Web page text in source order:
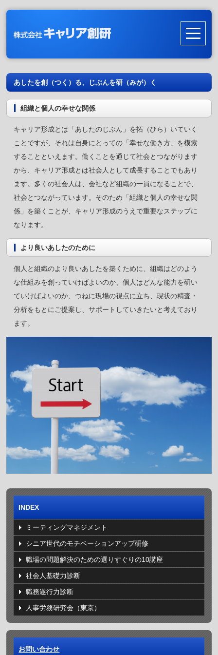
あしたを創（つく）る、じぶんを研（みが）く
組織と個人の幸せな関係
キャリア形成とは「あしたのじぶん」を拓（ひら）いていく
ことですが、それは自身にとっての「幸せな働き方」を模索
することといえます。働くことを通じて社会とつながります
から、キャリア形成とは社会人として成長することでもあり
ます。多くの社会人は、会社など組織の一員になることで、
社会とつながっています。そのため「組織と個人の幸せな関
係」を築くことが、キャリア形成のうえで重要なステップに
なります。
より良いあしたのために
個人と組織のより良いあしたを築くために、組織はどのよう
な仕組みを創っていけばよいのか、個人はどんな能力を研い
ていけばよいのか、つねに現場の視点に立ち、現状の精査・
分析をもとにご提案し、サポートしていきたいと考えており
ます。
INDEX
ミーティングマネジメント
シニア世代のモチベーションアップ研修
職場の問題解決のための選りすぐりの10講座
社会人基礎力診断
職務遂行力診断
人事労務研究会（東京）
お問い合わせ